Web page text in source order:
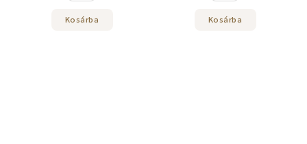
Kosárba Kosárba